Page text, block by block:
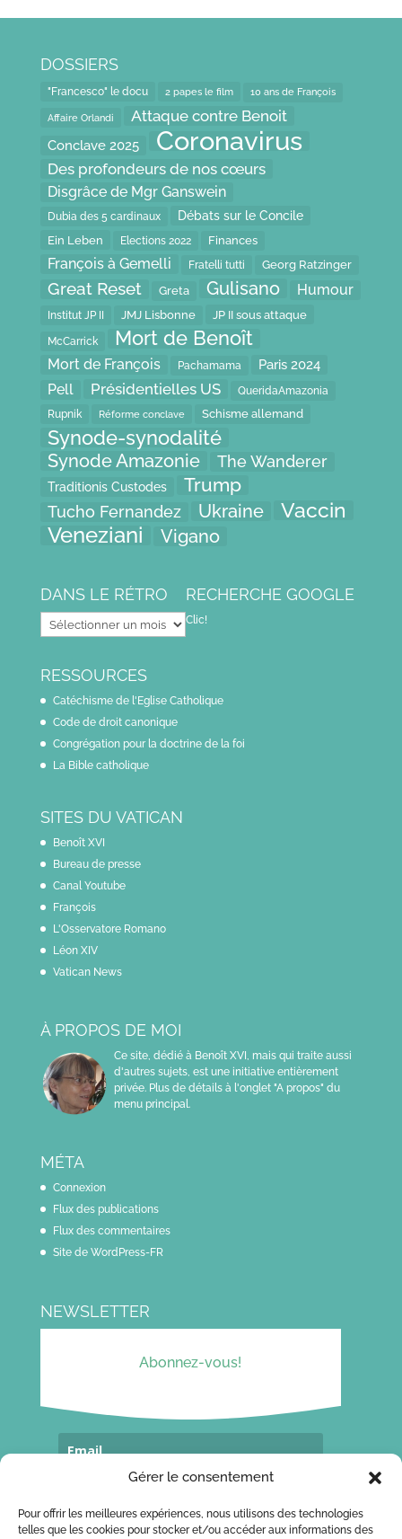
Gérer le consentement
Pour offrir les meilleures expériences, nous utilisons des technologies
telles que les cookies pour stocker et/ou accéder aux informations des
DOSSIERS
"Francesco" le docu 2 papes le film 10 ans de François
Affaire Orlandi Attaque contre Benoit
Conclave 2025 Coronavirus
Des profondeurs de nos cœurs
Disgrâce de Mgr Ganswein
Dubia des 5 cardinaux
Débats sur le Concile
Ein Leben
Elections 2022 Finances
François à Gemelli Fratelli tutti Georg Ratzinger
Great Reset Greta Gulisano Humour
Institut JP II JMJ Lisbonne JP II sous attaque
McCarrick Mort de Benoît
Mort de François Pachamama Paris 2024
Pell Présidentielles US QueridaAmazonia
Rupnik Réforme conclave Schisme allemand
Synode-synodalité
Synode Amazonie The Wanderer
Traditionis Custodes Trump
Tucho Fernandez Ukraine Vaccin
Veneziani Vigano
DANS LE RÉTRO
Dans
le
RECHERCHE GOOGLE
Clic!
RESSOURCES
Catéchisme de l'Eglise Catholique
Code de droit canonique
Congrégation pour la doctrine de la foi
La Bible catholique
SITES DU VATICAN
Benoît XVI
Bureau de presse
Canal Youtube
François
L'Osservatore Romano
Léon XIV
Vatican News
À PROPOS DE MOI
Ce site, dédié à Benoît XVI, mais qui traite aussi
d'autres sujets, est une initiative entièrement
privée. Plus de détails à l'onglet "A propos" du
menu principal.
MÉTA
Connexion
Flux des publications
Flux des commentaires
Site de WordPress-FR
NEWSLETTER
Abonnez-vous!